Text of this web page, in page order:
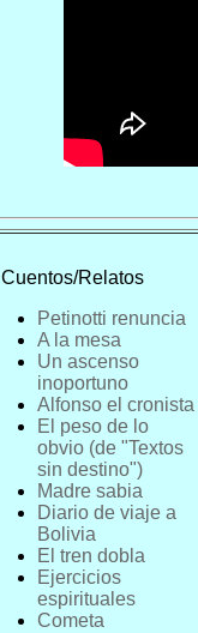
Cuentos/Relatos
Petinotti renuncia
A la mesa
Un ascenso
inoportuno
Alfonso el cronista
El peso de lo
obvio (de "Textos
sin destino")
Madre sabia
Diario de viaje a
Bolivia
El tren dobla
Ejercicios
espirituales
Cometa